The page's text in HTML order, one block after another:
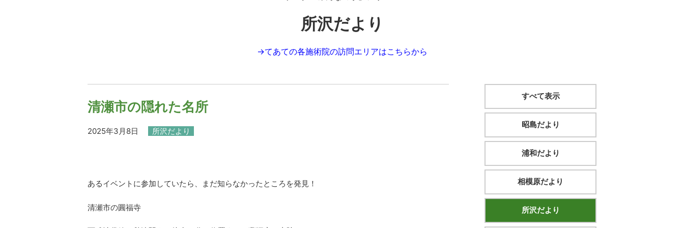
所沢だより
→てあての各施術院の訪問エリアはこちらから
清瀬市の隠れた名所
2025年3月8日 所沢だより
あるイベントに参加していたら、まだ知らなかったところを発見！
清瀬市の圓福寺
すべて表示
昭島だより
浦和だより
相模原だより
所沢だより